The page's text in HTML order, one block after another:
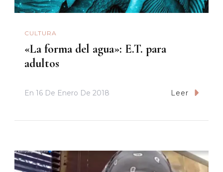
CULTURA
«La forma del agua»: E.T. para
adultos
En 16 De Enero De 2018 Leer